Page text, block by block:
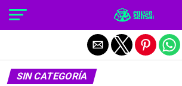
SIN CATEGORÍA
Salir de la versión móvil